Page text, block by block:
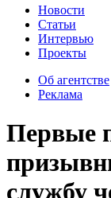
Новости
Статьи
Интервью
Проекты
Об агентстве
Реклама
Первые
службу